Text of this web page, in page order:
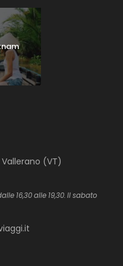
(VT)
16,30 alle 19,30. Il sabato